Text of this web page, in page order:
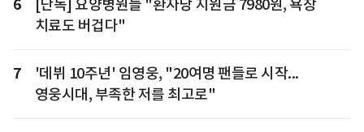
6
[단독] 요양병원들 "환자당 지원금 7980원, 욕창
치료도 버겁다"
7
'데뷔 10주년' 임영웅, "20여명 팬들로 시작...
영웅시대, 부족한 저를 최고로"